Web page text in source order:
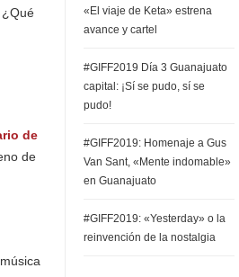
de
de
«El viaje de Keta» estrena
avance y cartel
#GIFF2019 Día 3 Guanajuato
capital: ¡Sí se pudo, sí se
pudo!
#GIFF2019: Homenaje a Gus
Van Sant, «Mente indomable»
en Guanajuato
#GIFF2019: «Yesterday» o la
reinvención de la nostalgia